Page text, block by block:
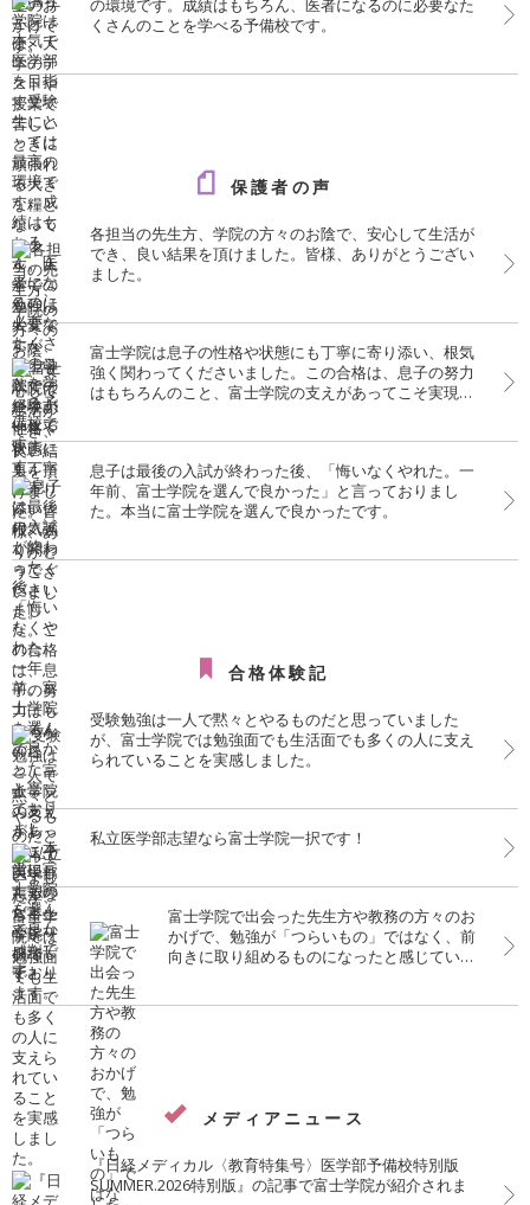
の環境です。成績はもちろん、医者になるのに必要なた
くさんのことを学べる予備校です。
保護者の声
各担当の先生方、学院の方々のお陰で、安心して生活が
でき、良い結果を頂けました。皆様、ありがとうござい
ました。
富士学院は息子の性格や状態にも丁寧に寄り添い、根気
強く関わってくださいました。この合格は、息子の努力
はもちろんのこと、富士学院の支えがあってこそ実現し
息子は最後の入試が終わった後、「悔いなくやれた。一
年前、富士学院を選んで良かった」と言っておりまし
た。本当に富士学院を選んで良かったです。
合格体験記
受験勉強は一人で黙々とやるものだと思っていました
が、富士学院では勉強面でも生活面でも多くの人に支え
られていることを実感しました。
私立医学部志望なら富士学院一択です！
富士学院で出会った先生方や教務の方々のお
かげで、勉強が「つらいもの」ではなく、前
向きに取り組めるものになったと感じていま
メディアニュース
『日経メディカル〈教育特集号〉医学部予備校特別版
SUMMER.2026特別版』の記事で富士学院が紹介されま